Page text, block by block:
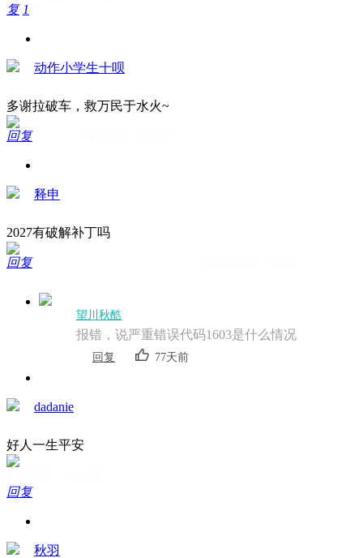
复 1
动作小学生十呗
多谢拉破车，救万民于水火~
回复
释申
2027有破解补丁吗
回复
望川秋酷
报错，说严重错误代码1603是什么情况
回复 77天前
dadanie
好人一生平安
回复
秋羽